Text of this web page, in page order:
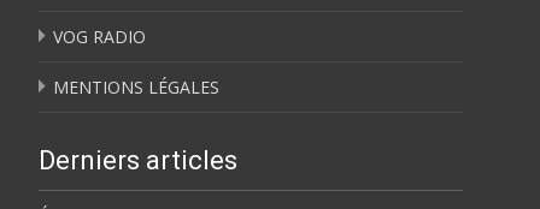
VOG RADIO
MENTIONS LÉGALES
Derniers articles